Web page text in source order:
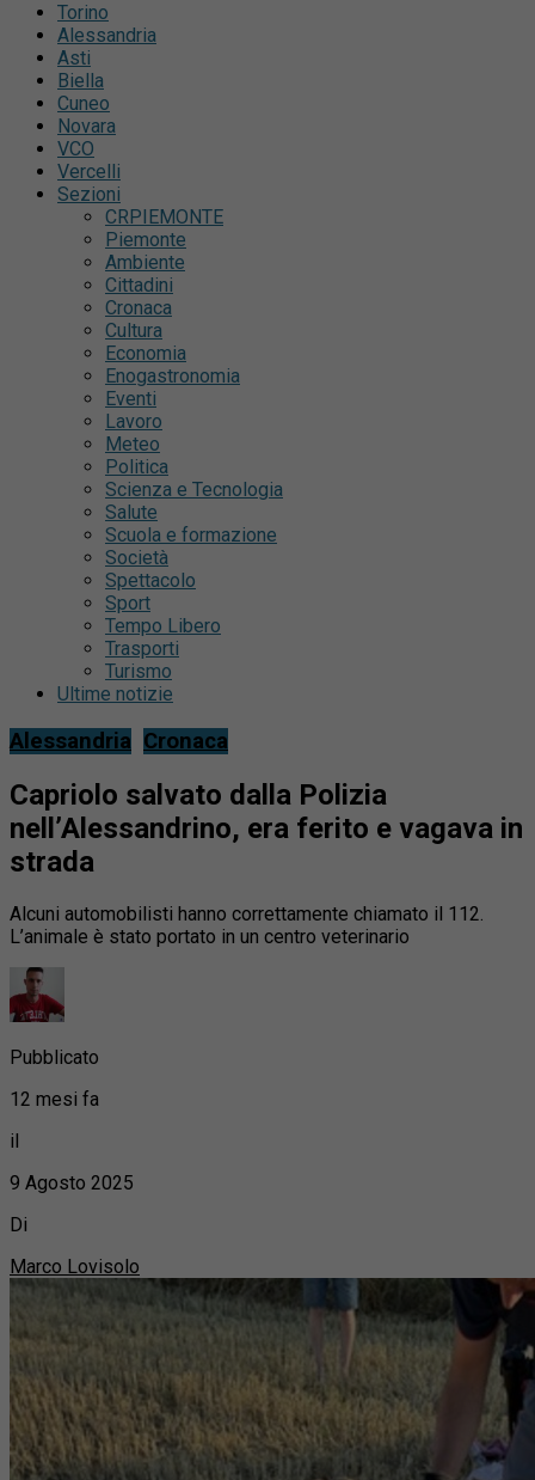
Torino
Alessandria
Asti
Biella
Cuneo
Novara
VCO
Vercelli
Sezioni
CRPIEMONTE
Piemonte
Ambiente
Cittadini
Cronaca
Cultura
Economia
Enogastronomia
Eventi
Lavoro
Meteo
Politica
Scienza e Tecnologia
Salute
Scuola e formazione
Società
Spettacolo
Sport
Tempo Libero
Trasporti
Turismo
Ultime notizie
Alessandria Cronaca
Capriolo salvato dalla Polizia
nell’Alessandrino, era ferito e vagava in
strada
Alcuni automobilisti hanno correttamente chiamato il 112.
L’animale è stato portato in un centro veterinario
Pubblicato
12 mesi fa
il
9 Agosto 2025
Di
Marco Lovisolo